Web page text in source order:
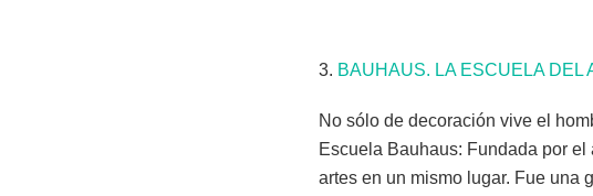
3. BAUHAUS. LA ESCUELA DEL
No sólo de decoración vive el
Escuela Bauhaus: Fundada por el
artes en un mismo lugar. Fue una